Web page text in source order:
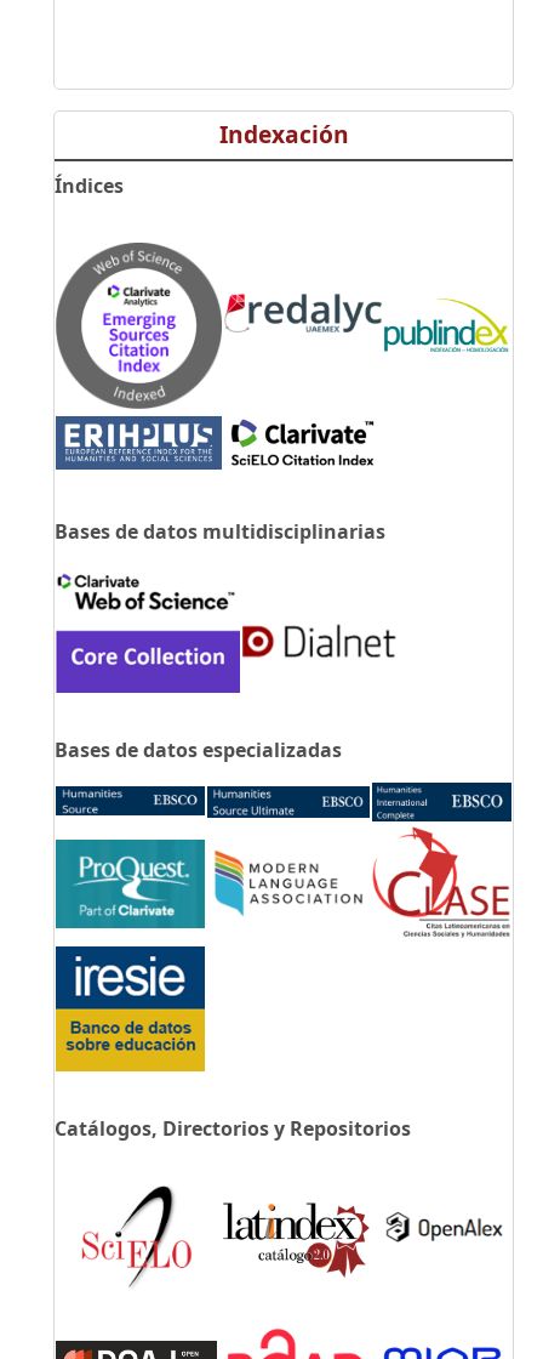
Indexación
Índices
Bases de datos multidisciplinarias
Bases de datos especializadas
Catálogos, Directorios y Repositorios